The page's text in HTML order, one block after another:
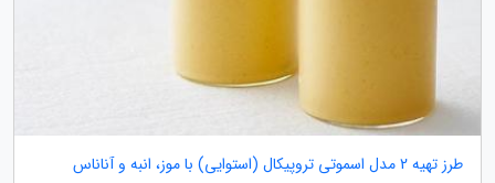
طرز تهیه 2 مدل اسموتی تروپیکال (استوایی) با موز، انبه و آناناس